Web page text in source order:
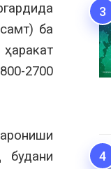
ба
2700
будани